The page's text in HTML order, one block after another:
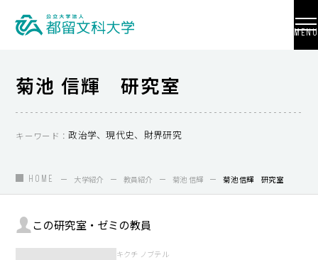
MENU
学部・学科・大学院
菊池 信輝 研究室
キーワード：政治学、現代史、財界研究
HOME 大学紹介 教員紹介 菊池 信輝 菊池 信輝 研究室
この研究室・ゼミの教員
キクチ ノブテル